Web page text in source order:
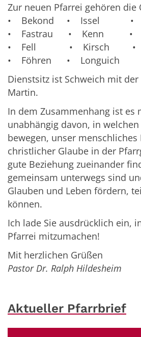
Zur neuen Pfarrei gehören die
• Bekond • Issel •
• Fastrau • Kenn •
• Fell • Kirsch •
• Föhren •
Dienstsitz ist Schweich mit der
Martin.
In dem Zusammenhang ist es
unabhängig davon, in
bewegen, unser
christlicher Glaube in der
gute Beziehung zueinander
gemeinsam unterwegs sind
Glauben und Leben fördern,
können.
Ich lade Sie ausdrücklich ein,
Pfarrei mitzumachen!
Mit herzlichen Grüßen
Pastor Dr. Ralph Hildesheim
Aktueller Pfarrbrief